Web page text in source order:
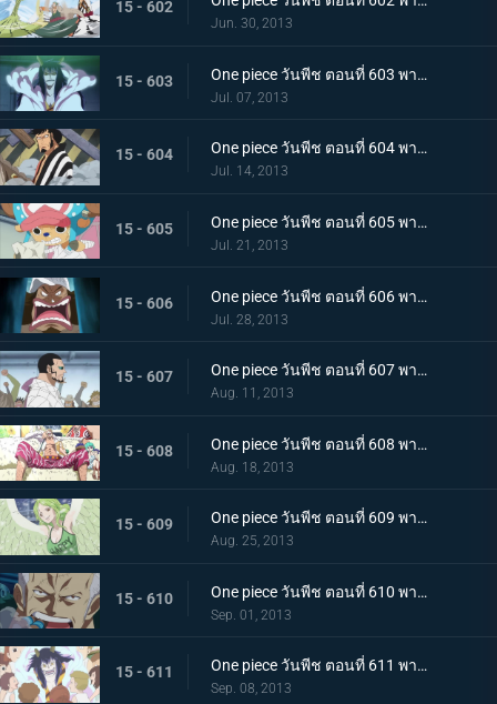
15 - 602
Jun. 30, 2013
15 - 603 One piece วันพีช ตอนที่ 603 พากย์ไทย เปิดฉากตอบโต้! ลูฟี่ ลอว์หลบหนีครั้งใหญ่
Jul. 07, 2013
15 - 604 One piece วันพีช ตอนที่ 604 พากย์ไทย มุ่งสู่อาคาร R! พันธมิตรโจรสลัดบุกโจมตี
Jul. 14, 2013
15 - 605 One piece วันพีช ตอนที่ 605 พากย์ไทย น้ำตาของทาชิงิ! แผนบุกทะลวงด้วยชีวิตของ G5
Jul. 21, 2013
15 - 606 One piece วันพีช ตอนที่ 606 พากย์ไทย พลเรือโทผู้ทรยศ! ไม้ไผ่ปีศาจ เวอร์โก้!
Jul. 28, 2013
15 - 607 One piece วันพีช ตอนที่ 607 พากย์ไทย การต่อสู้สุดดุเดือด ลูฟี่ ปะทะ ซีซาร์
Aug. 11, 2013
15 - 608 One piece วันพีช ตอนที่ 608 พากย์ไทย ผู้ชักใยในเงามืด! โดฟลามิงโก้ เริ่มเคลื่อนไหว!
Aug. 18, 2013
15 - 609 One piece วันพีช ตอนที่ 609 พากย์ไทย ลูฟี่แข็งตาย!? โมเน่ สาวหิมะผู้น่ากลัว!
Aug. 25, 2013
15 - 610 One piece วันพีช ตอนที่ 610 พากย์ไทย ปะทะกำปั้น! การต่อสู้ของ 2 พลเรือโท
Sep. 01, 2013
15 - 611 One piece วันพีช ตอนที่ 611 พากย์ไทย มังกรน้อย! โมโมโนะซูเกะ ปรากฏตัว
Sep. 08, 2013